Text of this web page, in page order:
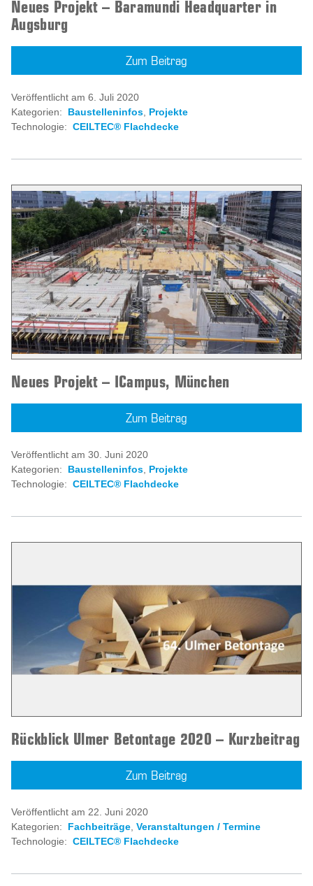
Neues Projekt – Baramundi Headquarter in
Augsburg
Zum Beitrag
Veröffentlicht am 6. Juli 2020
Kategorien:
Baustelleninfos, Projekte
Technologie: CEILTEC® Flachdecke
Neues Projekt – ICampus, München
Zum Beitrag
Veröffentlicht am 30. Juni 2020
Kategorien:
Baustelleninfos, Projekte
Technologie: CEILTEC® Flachdecke
Rückblick Ulmer Betontage 2020 – Kurzbeitrag
Zum Beitrag
Veröffentlicht am 22. Juni 2020
Kategorien:
Fachbeiträge, Veranstaltungen / Termine
Technologie: CEILTEC® Flachdecke